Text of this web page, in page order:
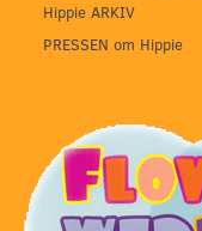
Hippie ARKIV
PRESSEN om Hippie